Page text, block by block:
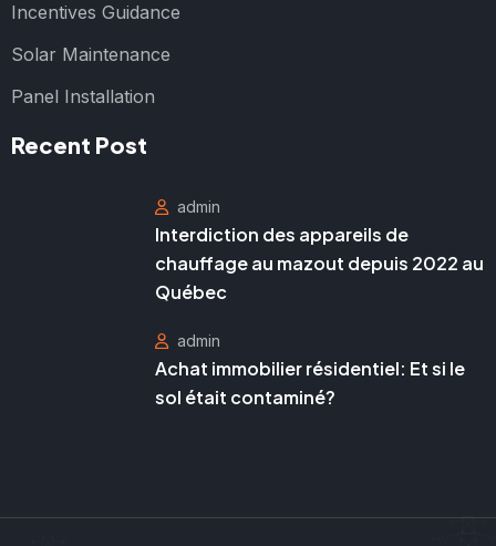
Incentives Guidance
Solar Maintenance
Panel Installation
Recent Post
admin
Interdiction des appareils de
chauffage au mazout depuis 2022 au
Québec
admin
Achat immobilier résidentiel: Et si le
sol était contaminé?